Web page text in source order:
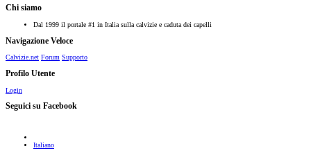
Chi siamo
Dal 1999 il portale #1 in Italia sulla calvizie e caduta dei capelli
Navigazione Veloce
Calvizie.net Forum Supporto
Profilo Utente
Login
Seguici su Facebook
Italiano